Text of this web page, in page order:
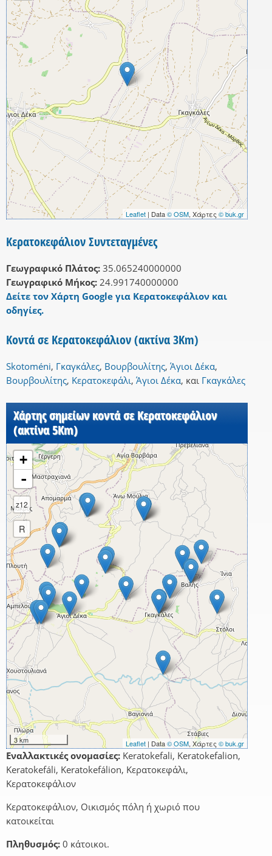
Leaflet | Data© OSM, Χάρτες© buk.gr
Κερατοκεφάλιον Συντεταγμένες
Γεωγραφικό Πλάτος: 35.065240000000
Γεωγραφικό Μήκος: 24.991740000000
Δείτε τον Χάρτη Google για Κερατοκεφάλιον και
οδηγίες.
Κοντά σε Κερατοκεφάλιον (ακτίνα 3Km)
Skotoméni, Γκαγκάλες, Βουρβουλίτης, Άγιοι Δέκα,
Βουρβουλίτης, Κερατοκεφάλι, Άγιοι Δέκα, και Γκαγκάλες
Χάρτης σημείων κοντά σε Κερατοκεφάλιον
(ακτίνα 5Km)
+
-
z12
R
3 km Leaflet | Data© OSM, Χάρτες © buk.gr
Εναλλακτικές ονομασίες: Keratokefali, Keratokefalion,
Keratokefáli, Keratokefálion, Κερατοκεφάλι,
Κερατοκεφάλιον
Κερατοκεφάλιον, Οικισμός πόλη ή χωριό που
κατοικείται
Πληθυσμός: 0 κάτοικοι.